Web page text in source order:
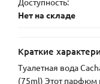
Нет на складе
Краткие
Туалетная вода
(75ml) Этот парфюм